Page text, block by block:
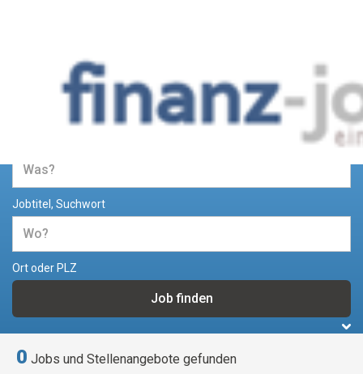
Jobs und Stellenangebote im
Bereich Finanzen
Jobtitel, Suchwort
Ort oder PLZ
0 Jobs und Stellenangebote gefunden